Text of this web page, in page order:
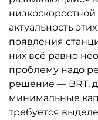
актуальность
появления
них всё равно
проблему надо
решение — BRT,
минимальные
требуется